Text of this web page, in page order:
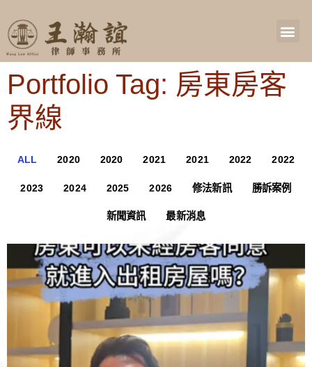
Portfolio Tag: 房東房客
界線
ALL 2020 2020 2021 2021 2022 2022
2023 2024 2025 2026 修法新訊 勝訴案例
新聞資訊 最新消息